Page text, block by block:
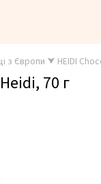
з Європи ⮟ HEIDI
70 г